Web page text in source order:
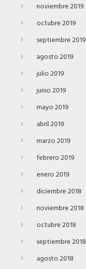
noviembre 2019
octubre 2019
septiembre 2019
agosto 2019
julio 2019
junio 2019
mayo 2019
abril 2019
marzo 2019
febrero 2019
enero 2019
diciembre 2018
noviembre 2018
octubre 2018
septiembre 2018
agosto 2018